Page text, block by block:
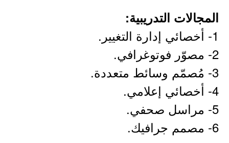
المجالات التدريبية:
1- أخصائي إدارة التغيير.
2- مصوّر فوتوغرافي.
3- مُصمّم وسائط متعددة.
4- أخصائي إعلامي.
5- مراسل صحفي.
6- مصمم جرافيك.